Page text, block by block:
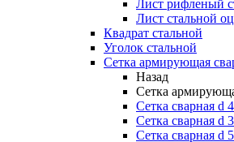
Лист рифленый
Лист стальной
Квадрат стальной
Уголок стальной
Сетка армирующая
Назад
Сетка
Сетка сварная d
Сетка сварная d
Сетка сварная d